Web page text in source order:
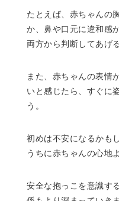
たとえば、赤ちゃんの
か、鼻や口元に違和感
両方から判断してあげ
また、赤ちゃんの表情
いと感じたら、すぐに
う。
初めは不安になるかも
うちに赤ちゃんの心地
安全な抱っこを意識す